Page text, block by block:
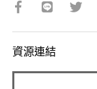
資源連結